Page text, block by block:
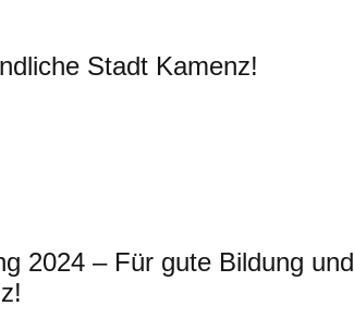
Stadt Kamenz!
2024 – Für gute Bildung und